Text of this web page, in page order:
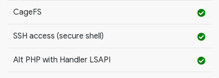
CageFS
SSH access (secure shell)
Alt PHP with Handler LSAPI